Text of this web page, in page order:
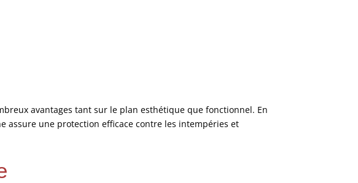
avantages tant sur le plan esthétique que fonctionnel. En
assure une protection efficace contre les intempéries et